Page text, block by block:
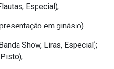
Especial);
em ginásio)
Show, Liras, Especial);